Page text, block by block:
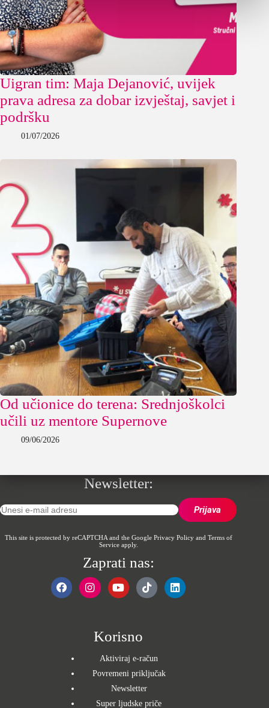
Uigran tim: Maja Dejanović, uvijek
prava adresa za dobar izvještaj, savjet i
podršku
01/07/2026
Od učionice do terena: Srednjoškolci
učili uz mentore Supernove
09/06/2026
Korisno
Aktiviraj e-račun
Povremeni priključak
Newsletter
Super ljudske priče
Newsletter:
This site is protected by reCAPTCHA and the Google Privacy Policyand Terms of
Serviceapply.
Zaprati nas: